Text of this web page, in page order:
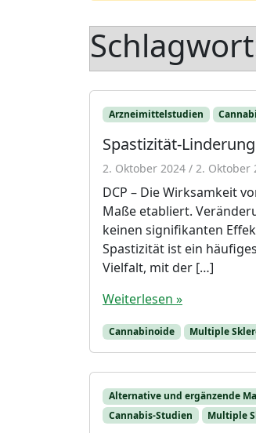
Arzneimittelstudien
Spastizität-
2. Oktober 2024 / 2. Oktober
DCP – Die Wirksamkeit
Maße etabliert.
keinen signifikanten
Spastizität ist ein
Vielfalt, mit der […]
Weiterlesen »
Cannabinoide Multiple
Alternative und ergänzende
Cannabis-Studien
Multiple